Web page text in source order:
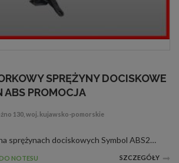
SPRĘŻYNY DOCISKOWE
ABS PROMOCJA
130, woj. kujawsko-pomorskie
Agregat bezorkowy na sprężynach dociskowych Symbol ABS22K2 Szerokość 2,2m Ilość zębów 6 Masa 1550 kg Zapotrzebowanie mocy 80-105 KM Głębokość pracy do 35cm regulowana płynnie mechanicznie Agregat z wałem strunowym zębatym 16000 zł Ag...
NOTESU SZCZEGÓŁY